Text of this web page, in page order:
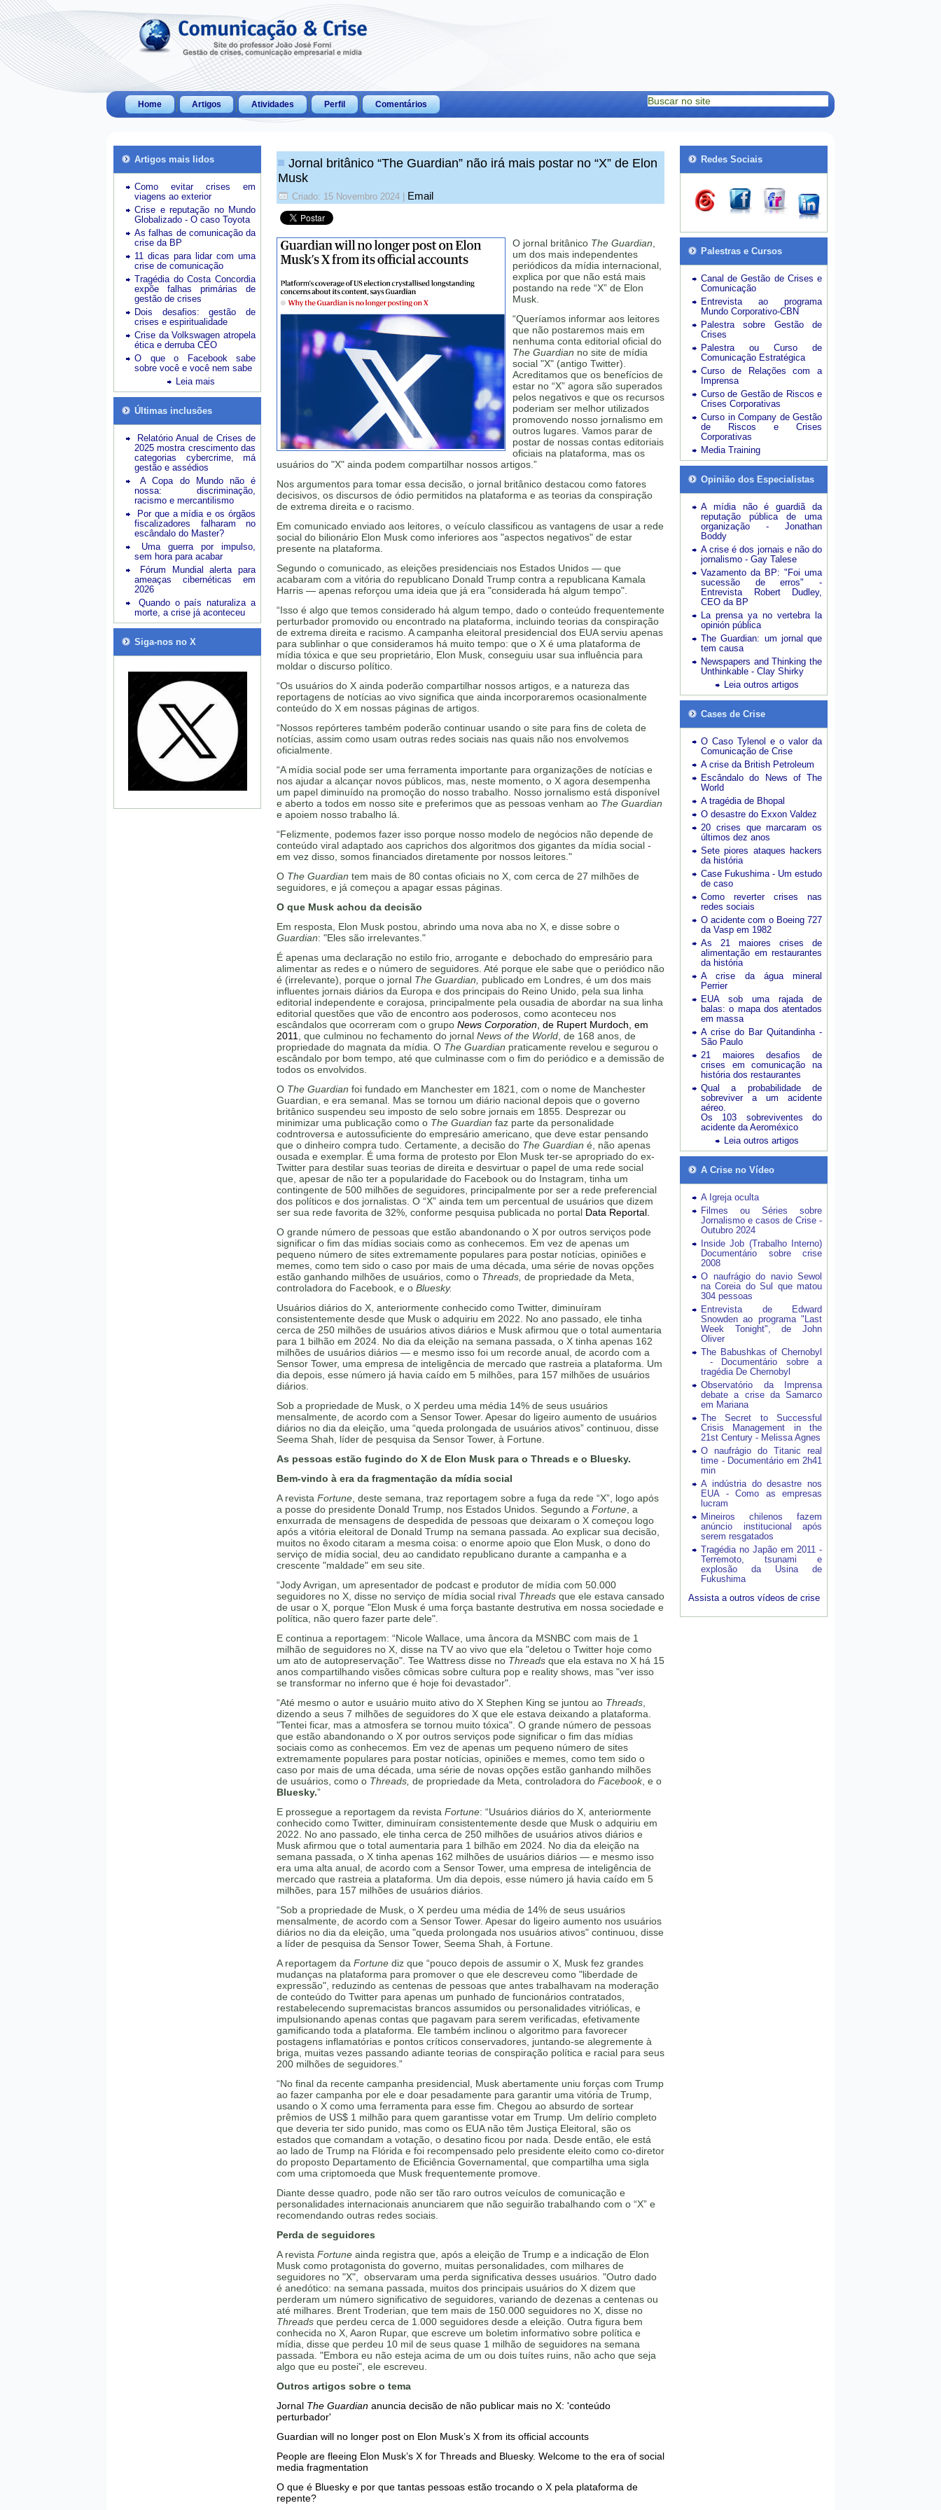
Home Artigos Atividades Perfil Comentários
Artigos mais lidos
Como evitar crises em
viagens ao exterior
Crise e reputação no Mundo
Globalizado - O caso Toyota
As falhas de comunicação da
crise da BP
11 dicas para lidar com uma
crise de comunicação
Tragédia do Costa Concordia
expõe falhas primárias de
gestão de crises
Dois desafios: gestão de
crises e espiritualidade
Crise da Volkswagen atropela
ética e derruba CEO
O que o Facebook sabe
sobre você e você nem sabe
Leia mais
Últimas inclusões
Relatório Anual de Crises de
2025 mostra crescimento das
categorias cybercrime, má
gestão e assédios
A Copa do Mundo não é
nossa: discriminação,
racismo e mercantilismo
Por que a mídia e os órgãos
fiscalizadores falharam no
escândalo do Master?
Uma guerra por impulso,
sem hora para acabar
Fórum Mundial alerta para
ameaças cibernéticas em
2026
Quando o país naturaliza a
morte, a crise já aconteceu
Siga-nos no X
Jornal britânico “The Guardian” não irá mais postar no “X” de Elon
Musk
Criado: 15 Novembro 2024 Email
O jornal britânico The Guardian
um dos mais independentes
periódicos da mídia internacional,
explica por que não está mais
postando na rede “X” de Elon
Musk.
“Queríamos informar aos leitores
que não postaremos mais em
nenhuma conta editorial oficial do
The Guardian no site de mídia
social "X" (antigo Twitter).
Acreditamos que os benefícios de
estar no “X” agora são superados
pelos negativos e que os recursos
poderiam ser melhor utilizados
promovendo nosso jornalismo em
outros lugares. Vamos parar de
postar de nossas contas editoriais
oficiais na plataforma, mas os
usuários do "X" ainda podem compartilhar nossos artigos.”
Nos argumentos para tomar essa decisão, o jornal britânico destacou como fatores
decisivos, os discursos de ódio permitidos na plataforma e as teorias da conspiração
de extrema direita e o racismo.
Em comunicado enviado aos leitores, o veículo classificou as vantagens de usar a rede
social do bilionário Elon Musk como inferiores aos "aspectos negativos" de estar
presente na plataforma.
Segundo o comunicado, as eleições presidenciais nos Estados Unidos — que
acabaram com a vitória do republicano Donald Trump contra a republicana Kamala
Harris — apenas reforçou uma ideia que já era "considerada há algum tempo".
“Isso é algo que temos considerado há algum tempo, dado o conteúdo frequentemente
perturbador promovido ou encontrado na plataforma, incluindo teorias da conspiração
de extrema direita e racismo. A campanha eleitoral presidencial dos EUA serviu apenas
para sublinhar o que consideramos há muito tempo: que o X é uma plataforma de
mídia tóxica e que seu proprietário, Elon Musk, conseguiu usar sua influência para
moldar o discurso político.
“Os usuários do X ainda poderão compartilhar nossos artigos, e a natureza das
reportagens de notícias ao vivo significa que ainda incorporaremos ocasionalmente
conteúdo do X em nossas páginas de artigos.
“Nossos repórteres também poderão continuar usando o site para fins de coleta de
notícias, assim como usam outras redes sociais nas quais não nos envolvemos
oficialmente.
“A mídia social pode ser uma ferramenta importante para organizações de notícias e
nos ajudar a alcançar novos públicos, mas, neste momento, o X agora desempenha
um papel diminuído na promoção do nosso trabalho. Nosso jornalismo está disponível
e aberto a todos em nosso site e preferimos que as pessoas venham ao The Guardian
e apoiem nosso trabalho lá.
“Felizmente, podemos fazer isso porque nosso modelo de negócios não depende de
conteúdo viral adaptado aos caprichos dos algoritmos dos gigantes da mídia social -
em vez disso, somos financiados diretamente por nossos leitores."
O The Guardian tem mais de 80 contas oficiais no X, com cerca de 27 milhões de
seguidores, e já começou a apagar essas páginas.
O que Musk achou da decisão
Em resposta, Elon Musk postou, abrindo uma nova aba no X, e disse sobre o
Guardian: "Eles são irrelevantes."
É apenas uma declaração no estilo frio, arrogante e debochado do empresário para
alimentar as redes e o número de seguidores. Até porque ele sabe que o periódico não
é (irrelevante), porque o jornal The Guardian,
publicado em Londres, é um dos mais
influentes jornais diários da Europa e dos principais do Reino Unido, pela sua linha
editorial independente e corajosa, principalmente pela ousadia de abordar na sua linha
editorial questões que vão de encontro aos poderosos, como aconteceu nos
escândalos que ocorreram com o grupo News Corporation , de Rupert Murdoch, em
2011
, que culminou no fechamento do jornal News of the World , de 168 anos, de
propriedade do magnata da mídia. O The Guardian praticamente revelou e segurou o
escândalo por bom tempo, até que culminasse com o fim do periódico e a demissão de
todos os envolvidos.
O The Guardian foi fundado em Manchester em 1821, com o nome de Manchester
Guardian, e era semanal. Mas se tornou um diário nacional depois que o governo
britânico suspendeu seu imposto de selo sobre jornais em 1855. Desprezar ou
minimizar uma publicação como o The Guardian faz parte da personalidade
codntroversa e autossuficiente do empresário americano, que deve estar pensando
que o dinheiro compra tudo. Certamente, a decisão do The Guardian é, não apenas
ousada e exemplar. É uma forma de protesto por Elon Musk ter-se apropriado do ex-
Twitter para destilar suas teorias de direita e desvirtuar o papel de uma rede social
que, apesar de não ter a popularidade do Facebook ou do Instagram, tinha um
contingente de 500 milhões de seguidores, principalmente por ser a rede preferencial
dos políticos e dos jornalistas. O “X” ainda tem um percentual de usuários que dizem
ser sua rede favorita de 32%, conforme pesquisa publicada no portal Data Reportal.
O grande número de pessoas que estão abandonando o X por outros serviços pode
significar o fim das mídias sociais como as conhecemos. Em vez de apenas um
pequeno número de sites extremamente populares para postar notícias, opiniões e
memes, como tem sido o caso por mais de uma década, uma série de novas opções
estão ganhando milhões de usuários, como o Threads, de propriedade da Meta,
controladora do Facebook, e o Bluesky.
Usuários diários do X, anteriormente conhecido como Twitter, diminuíram
consistentemente desde que Musk o adquiriu em 2022. No ano passado, ele tinha
cerca de 250 milhões de usuários ativos diários e Musk afirmou que o total aumentaria
para 1 bilhão em 2024. No dia da eleição na semana passada, o X tinha apenas 162
milhões de usuários diários — e mesmo isso foi um recorde anual, de acordo com a
Sensor Tower, uma empresa de inteligência de mercado que rastreia a plataforma. Um
dia depois, esse número já havia caído em 5 milhões, para 157 milhões de usuários
diários.
Sob a propriedade de Musk, o X perdeu uma média 14% de seus usuários
mensalmente, de acordo com a Sensor Tower. Apesar do ligeiro aumento de usuários
diários no dia da eleição, uma “queda prolongada de usuários ativos” continuou, disse
Seema Shah, líder de pesquisa da Sensor Tower, à Fortune.
As pessoas estão fugindo do X de Elon Musk para o Threads e o Bluesky.
Bem-vindo à era da fragmentação da mídia social
A revista Fortune , deste semana, traz reportagem sobre a fuga da rede “X”, logo após
a posse do presidente Donald Trump, nos Estados Unidos. Segundo a Fortune , a
enxurrada de mensagens de despedida de pessoas que deixaram o X começou logo
após a vitória eleitoral de Donald Trump na semana passada. Ao explicar sua decisão,
muitos no êxodo citaram a mesma coisa: o enorme apoio que Elon Musk, o dono do
serviço de mídia social, deu ao candidato republicano durante a campanha e a
crescente "maldade" em seu site.
“Jody Avrigan, um apresentador de podcast e produtor de mídia com 50.000
seguidores no X, disse no serviço de mídia social rival Threads que ele estava cansado
de usar o X, porque "Elon Musk é uma força bastante destrutiva em nossa sociedade e
política, não quero fazer parte dele".
E continua a reportagem: “Nicole Wallace, uma âncora da MSNBC com mais de 1
milhão de seguidores no X, disse na TV ao vivo que ela "deletou o Twitter hoje como
um ato de autopreservação". Tee Wattress disse no Threads que ela estava no X há 15
anos compartilhando visões cômicas sobre cultura pop e reality shows, mas "ver isso
se transformar no inferno que é hoje foi devastador".
“Até mesmo o autor e usuário muito ativo do X Stephen King se juntou ao Threads
dizendo a seus 7 milhões de seguidores do X que ele estava deixando a plataforma.
"Tentei ficar, mas a atmosfera se tornou muito tóxica". O grande número de pessoas
que estão abandonando o X por outros serviços pode significar o fim das mídias
sociais como as conhecemos. Em vez de apenas um pequeno número de sites
extremamente populares para postar notícias, opiniões e memes, como tem sido o
caso por mais de uma década, uma série de novas opções estão ganhando milhões
de usuários, como o Threads, de propriedade da Meta, controladora do Facebook, e o
Bluesky.”
E prossegue a reportagem da revista Fortune: “Usuários diários do X, anteriormente
conhecido como Twitter, diminuíram consistentemente desde que Musk o adquiriu em
2022. No ano passado, ele tinha cerca de 250 milhões de usuários ativos diários e
Musk afirmou que o total aumentaria para 1 bilhão em 2024. No dia da eleição na
semana passada, o X tinha apenas 162 milhões de usuários diários — e mesmo isso
era uma alta anual, de acordo com a Sensor Tower, uma empresa de inteligência de
mercado que rastreia a plataforma. Um dia depois, esse número já havia caído em 5
milhões, para 157 milhões de usuários diários.
“Sob a propriedade de Musk, o X perdeu uma média de 14% de seus usuários
mensalmente, de acordo com a Sensor Tower. Apesar do ligeiro aumento nos usuários
diários no dia da eleição, uma "queda prolongada nos usuários ativos" continuou, disse
a líder de pesquisa da Sensor Tower, Seema Shah, à Fortune.
A reportagem da Fortune diz que “pouco depois de assumir o X, Musk fez grandes
mudanças na plataforma para promover o que ele descreveu como "liberdade de
expressão", reduzindo as centenas de pessoas que antes trabalhavam na moderação
de conteúdo do Twitter para apenas um punhado de funcionários contratados,
restabelecendo supremacistas brancos assumidos ou personalidades vitriólicas, e
impulsionando apenas contas que pagavam para serem verificadas, efetivamente
gamificando toda a plataforma. Ele também inclinou o algoritmo para favorecer
postagens inflamatórias e pontos críticos conservadores, juntando-se alegremente à
briga, muitas vezes passando adiante teorias de conspiração política e racial para seus
200 milhões de seguidores.”
“No final da recente campanha presidencial, Musk abertamente uniu forças com Trump
ao fazer campanha por ele e doar pesadamente para garantir uma vitória de Trump,
usando o X como uma ferramenta para esse fim. Chegou ao absurdo de sortear
prêmios de US$ 1 milhão para quem garantisse votar em Trump. Um delírio completo
que deveria ter sido punido, mas como os EUA não têm Justiça Eleitoral, são os
estados que comandam a votação, o desatino ficou por nada. Desde então, ele está
ao lado de Trump na Flórida e foi recompensado pelo presidente eleito como co-diretor
do proposto Departamento de Eficiência Governamental, que compartilha uma sigla
com uma criptomoeda que Musk frequentemente promove.
Diante desse quadro, pode não ser tão raro outros veículos de comunicação e
personalidades internacionais anunciarem que não seguirão trabalhando com o “X” e
recomendando outras redes sociais.
Perda de seguidores
A revista Fortune ainda registra que, após a eleição de Trump e a indicação de Elon
Musk como protagonista do governo, muitas personalidades, com milhares de
seguidores no "X", observaram uma perda significativa desses usuários. "Outro dado
é anedótico: na semana passada, muitos dos principais usuários do X dizem que
perderam um número significativo de seguidores, variando de dezenas a centenas ou
até milhares. Brent Troderian, que tem mais de 150.000 seguidores no X, disse no
Threads que perdeu cerca de 1.000 seguidores desde a eleição. Outra figura bem
conhecida no X, Aaron Rupar, que escreve um boletim informativo sobre política e
mídia, disse que perdeu 10 mil de seus quase 1 milhão de seguidores na semana
passada. "Embora eu não esteja acima de um ou dois tuítes ruins, não acho que seja
algo que eu postei", ele escreveu.
Outros artigos sobre o tema
Jornal The Guardian anuncia decisão de não publicar mais no X: 'conteúdo
perturbador'
Guardian will no longer post on Elon Musk’s X from its official accounts
People are fleeing Elon Musk’s X for Threads and Bluesky. Welcome to the era of social
media fragmentation
O que é Bluesky e por que tantas pessoas estão trocando o X pela plataforma de
repente?
Redes Sociais
Palestras e Cursos
Canal de Gestão de Crises e
Comunicação
Entrevista ao programa
Mundo Corporativo-CBN
Palestra sobre Gestão de
Crises
Palestra ou Curso de
Comunicação Estratégica
Curso de Relações com a
Imprensa
Curso de Gestão de Riscos e
Crises Corporativas
Curso in Company de Gestão
de Riscos e Crises
Corporativas
Media Training
Opinião dos Especialistas
A mídia não é guardiã da
reputação pública de uma
organização - Jonathan
Boddy
A crise é dos jornais e não do
jornalismo - Gay Talese
Vazamento da BP: "Foi uma
sucessão de erros" -
Entrevista Robert Dudley,
CEO da BP
La prensa ya no vertebra la
opinión pública
The Guardian: um jornal que
tem causa
Newspapers and Thinking the
Unthinkable - Clay Shirky
Leia outros artigos
Cases de Crise
O Caso Tylenol e o valor da
Comunicação de Crise
A crise da British Petroleum
Escândalo do News of The
World
A tragédia de Bhopal
O desastre do Exxon Valdez
20 crises que marcaram os
últimos dez anos
Sete piores ataques hackers
da história
Case Fukushima - Um estudo
de caso
Como reverter crises nas
redes sociais
O acidente com o Boeing 727
da Vasp em 1982
As 21 maiores crises de
alimentação em restaurantes
da história
A crise da água mineral
Perrier
EUA sob uma rajada de
balas: o mapa dos atentados
em massa
A crise do Bar Quitandinha -
São Paulo
21 maiores desafios de
crises em comunicação na
história dos restaurantes
Qual a probabilidade de
sobreviver a um acidente
aéreo.
Os 103 sobreviventes do
acidente da Aeroméxico
Leia outros artigos
A Crise no Vídeo
A Igreja oculta
Filmes ou Séries sobre
Jornalismo e casos de Crise -
Outubro 2024
Inside Job (Trabalho Interno)
Documentário sobre crise
2008
O naufrágio do navio Sewol
na Coreia do Sul que matou
304 pessoas
Entrevista de Edward
Snowden ao programa "Last
Week Tonight", de John
Oliver
The Babushkas of Chernobyl
- Documentário sobre a
tragédia De Chernobyl
Observatório da Imprensa
debate a crise da Samarco
em Mariana
The Secret to Successful
Crisis Management in the
21st Century - Melissa Agnes
O naufrágio do Titanic real
time - Documentário em 2h41
min
A indústria do desastre nos
EUA - Como as empresas
lucram
Mineiros chilenos fazem
anúncio institucional após
serem resgatados
Tragédia no Japão em 2011 -
Terremoto, tsunami e
explosão da Usina de
Fukushima
Assista a outros vídeos de crise